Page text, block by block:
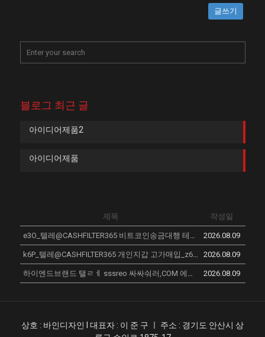
글쓰기
블로그 최근 글
아이디어제품2
아이디어제품
제목 작성일
e3O_텔레@CASHFILTER365 비트코인송금대행 테더전송대행 비트코인전송대행 암호화폐전송대행 암호화폐구매대행 테더코인송금_v5Y 2026.08.09
k6P_텔레@CASHFILTER365 개인지갑 고가매입_z6P New
2026.08.09
하이엔드브랜드 탤ㄹㅔ sssreo 싸싸숴러,COM 에르메스켈리백 부안군 미러급 1대1 직구 명품 가방 루이비통남자지갑 해외직구명품 AVO 2026.08.09
상호 : 바인디자인 l 대표자 : 이 준 구 ㅣ 주소 : 경기도 안산시 상